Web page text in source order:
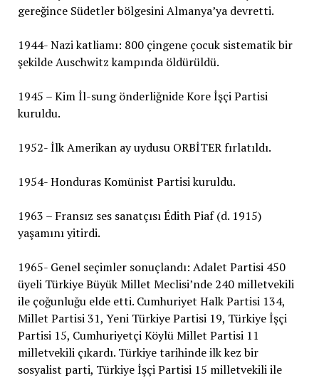
gereğince Südetler bölgesini Almanya’ya devretti.
1944- Nazi katliamı: 800 çingene çocuk sistematik bir
şekilde Auschwitz kampında öldürüldü.
1945 – Kim İl-sung önderliğnide Kore İşçi Partisi
kuruldu.
1952- İlk Amerikan ay uydusu ORBİTER fırlatıldı.
1954- Honduras Komünist Partisi kuruldu.
1963 – Fransız ses sanatçısı Édith Piaf (d. 1915)
yaşamını yitirdi.
1965- Genel seçimler sonuçlandı: Adalet Partisi 450
üyeli Türkiye Büyük Millet Meclisi’nde 240 milletvekili
ile çoğunluğu elde etti. Cumhuriyet Halk Partisi 134,
Millet Partisi 31, Yeni Türkiye Partisi 19, Türkiye İşçi
Partisi 15, Cumhuriyetçi Köylü Millet Partisi 11
milletvekili çıkardı. Türkiye tarihinde ilk kez bir
sosyalist parti, Türkiye İşçi Partisi 15 milletvekili ile